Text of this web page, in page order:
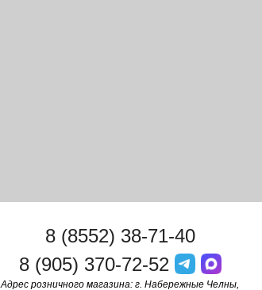
8 (8552) 38-71-40
8 (905) 370-72-52
Адрес розничного магазина: г. Набережные Челны,